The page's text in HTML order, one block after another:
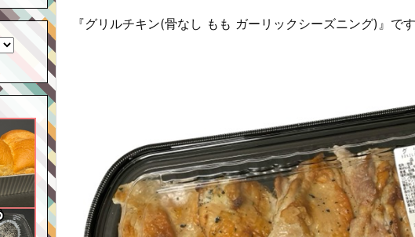
『グリルチキン(骨なし もも ガーリックシーズニング)』で